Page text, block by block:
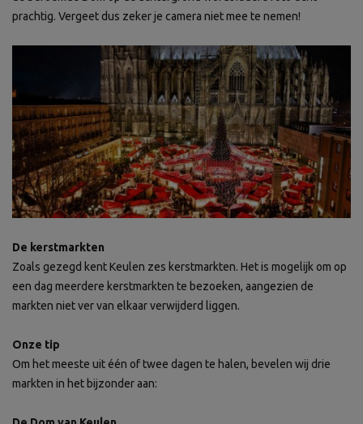
prachtig. Vergeet dus zeker je camera niet mee te nemen!
De kerstmarkten
Zoals gezegd kent Keulen zes kerstmarkten. Het is mogelijk om op
een dag meerdere kerstmarkten te bezoeken, aangezien de
markten niet ver van elkaar verwijderd liggen.
Onze tip
Om het meeste uit één of twee dagen te halen, bevelen wij drie
markten in het bijzonder aan: